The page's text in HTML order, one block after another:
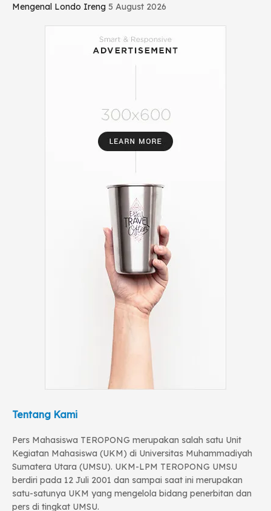
Mengenal Londo Ireng 5 August 2026
Tentang Kami
Pers Mahasiswa TEROPONG merupakan salah satu Unit
Kegiatan Mahasiswa (UKM) di Universitas Muhammadiyah
Sumatera Utara (UMSU). UKM-LPM TEROPONG UMSU
berdiri pada 12 Juli 2001 dan sampai saat ini merupakan
satu-satunya UKM yang mengelola bidang penerbitan dan
pers di tingkat UMSU.